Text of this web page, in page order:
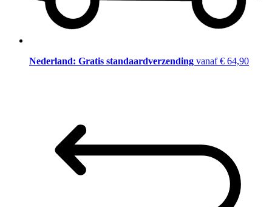
Nederland: Gratis standaardverzending vanaf € 64,90